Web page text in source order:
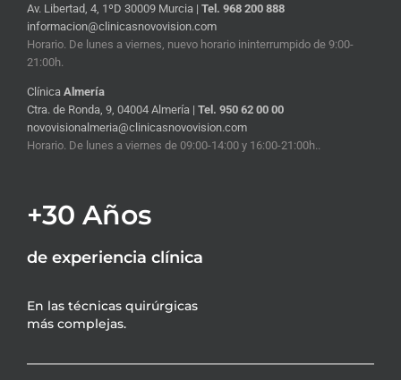
Av. Libertad, 4, 1ºD 30009 Murcia | Tel. 968 200 888
informacion@clinicasnovovision.com
Horario. De lunes a viernes, nuevo horario ininterrumpido de 9:00-
21:00h.
Clínica Almería
Ctra. de Ronda, 9, 04004 Almería | Tel. 950 62 00 00
novovisionalmeria@clinicasnovovision.com
Horario. De lunes a viernes de 09:00-14:00 y 16:00-21:00h..
+30 Años
de experiencia clínica
En las técnicas quirúrgicas
más complejas.